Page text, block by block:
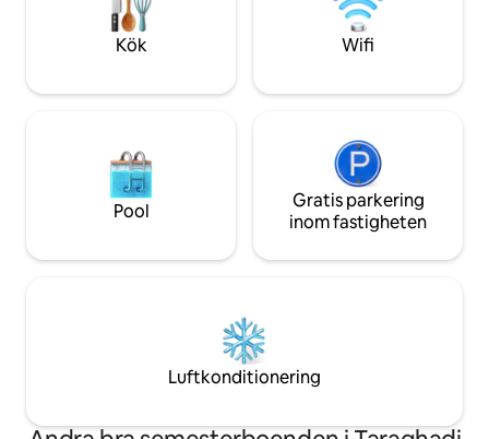
tums Smart LED-
parkering dygnet
Kök Wifi
Pool
Gratis parkering
inom fastigheten
Luftkonditionering